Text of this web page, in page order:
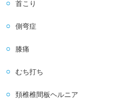
首こり
側弯症
膝痛
むち打ち
頚椎椎間板ヘルニア